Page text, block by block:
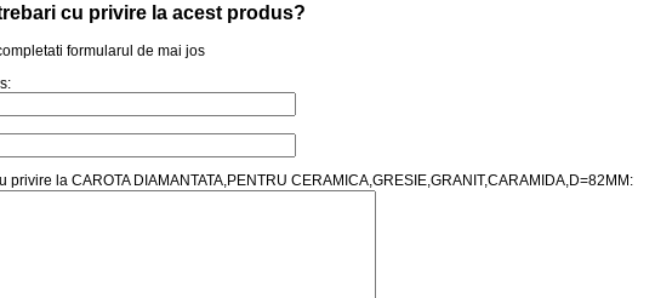
cu privire la acest produs?
formularul de mai jos
privire la CAROTA DIAMANTATA,PENTRU CERAMICA,GRESIE,GRANIT,CARAMIDA,D=82MM: